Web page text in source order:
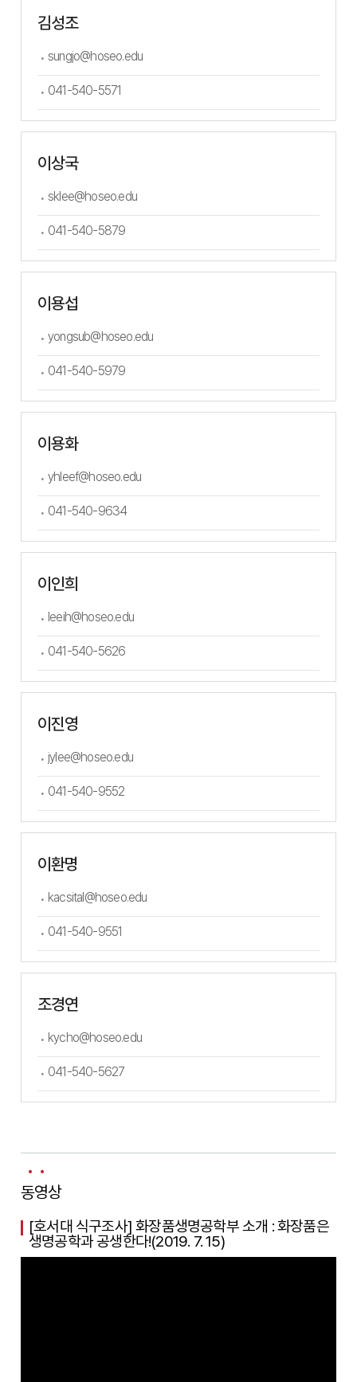
김성조
sungjo@hoseo.edu
041-540-5571
이상국
sklee@hoseo.edu
041-540-5879
이용섭
yongsub@hoseo.edu
041-540-5979
이용화
yhleef@hoseo.edu
041-540-9634
이인희
leeih@hoseo.edu
041-540-5626
이진영
jylee@hoseo.edu
041-540-9552
이환명
kacsital@hoseo.edu
041-540-9551
조경연
kycho@hoseo.edu
041-540-5627
동영상
[호서대 식구조사] 화장품생명공학부 소개 : 화장품은
생명공학과 공생한다!(2019. 7. 15)